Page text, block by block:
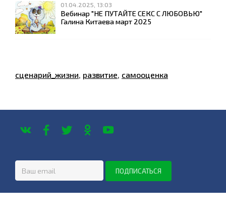
01.04.2025, 13:03
Вебинар "НЕ ПУТАЙТЕ СЕКС С ЛЮБОВЬЮ"
Галина Китаева март 2025
сценарий_жизни развитие самооценка